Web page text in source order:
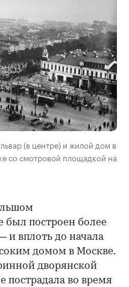
(в центре) и жилой дом в
со смотровой площадкой на
был построен более
и вплоть до начала
домом в Москве.
дворянской
пострадала во время